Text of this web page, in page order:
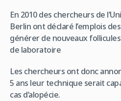
En 2010 des chercheurs de
Berlin ont déclaré l’emplois
générer de nouveaux
de laboratoire
Les chercheurs ont donc
5 ans leur technique serait
cas d’alopécie.